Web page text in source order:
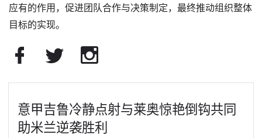
应有的作用，促进团队合作与决策制定，最终推动组织整体
目标的实现。
意甲吉鲁冷静点射与莱奥惊艳倒钩共同
助米兰逆袭胜利